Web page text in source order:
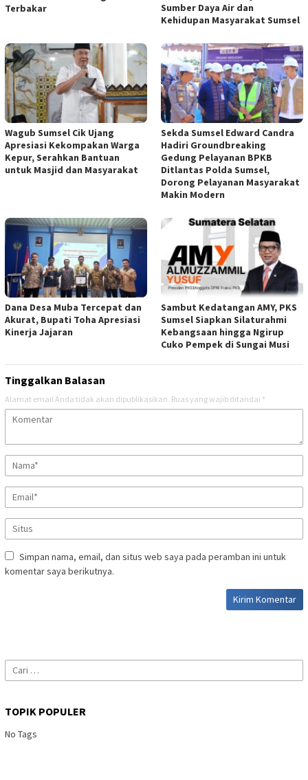
Terbakar
Sumber Daya Air dan
Kehidupan Masyarakat Sumsel
Wagub Sumsel Cik Ujang
Apresiasi Kekompakan Warga
Kepur, Serahkan Bantuan
untuk Masjid dan Masyarakat
Sekda Sumsel Edward Candra
Hadiri Groundbreaking
Gedung Pelayanan BPKB
Ditlantas Polda Sumsel,
Dorong Pelayanan Masyarakat
Makin Modern
Dana Desa Muba Tercepat dan
Akurat, Bupati Toha Apresiasi
Kinerja Jajaran
Sambut Kedatangan AMY, PKS
Sumsel Siapkan Silaturahmi
Kebangsaan hingga Ngirup
Cuko Pempek di Sungai Musi
Tinggalkan Balasan
Alamat email Anda tidak akan dipublikasikan. Ruas yang wajib ditandai *
Simpan nama, email, dan situs web saya pada peramban ini untuk
komentar saya berikutnya.
Cari
untuk:
TOPIK POPULER
No Tags